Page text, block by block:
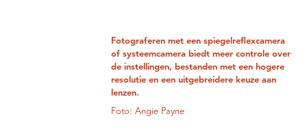
Fotograferen met een spiegelreflexcamera
of systeemcamera biedt meer controle over
de instellingen, bestanden met een hogere
resolutie en een uitgebreidere keuze aan
lenzen.
Foto: Angie Payne